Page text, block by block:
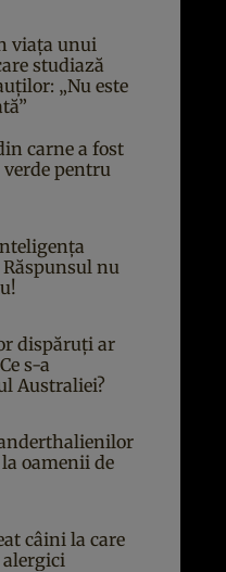
viața unui
studiază
„Nu este
carne a fost
pentru
nu
dispăruți ar
s-a
Australiei?
oamenii de
câini la care